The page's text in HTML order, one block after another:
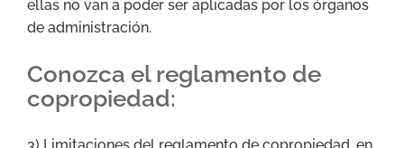
ellas no van a poder ser aplicadas por los órganos
de administración.
Conozca el reglamento de
copropiedad: